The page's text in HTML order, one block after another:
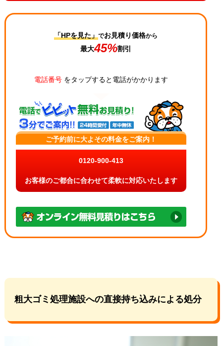
「HPを見た」 でお見積り価格から
最大45%割引
電話番号 をタップすると電話がかかります
ご予約前に大よその料金をご案内！
0120-900-413
お客様のご都合に合わせて柔軟に対応いたします
粗大ゴミ処理施設への直接持ち込みによる処分